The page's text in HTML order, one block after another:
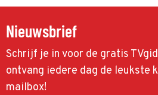
Nieuwsbrief
Schrijf je in voor de gratis
ontvang iedere dag de leukste
mailbox!